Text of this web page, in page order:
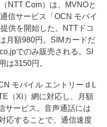
NTT Com）は、MVNOと
信サービス「OCN モバイ
供を開始した。NTTドコ
月額980円。SIMカードだ
でのみ販売される。SI
は3150円。
モバイル エントリー d L
（Xi）網に対応し、月額
サービス。音声通話には
応することで、通信速度